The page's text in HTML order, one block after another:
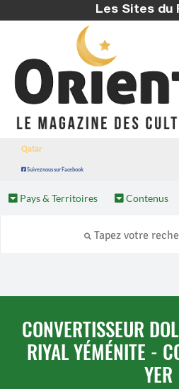
Les Sites du
Qatar
Suivez nous sur Facebook
Pays & Territoires Contenus
CONVERTISSEUR
RIYAL YÉMÉNITE -
YER